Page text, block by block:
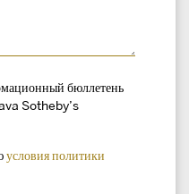
бюллетень
Sotheby’s
условия политики